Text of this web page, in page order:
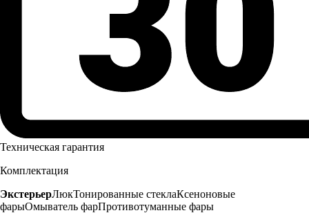
Техническая гарантия
Комплектация
ЭкстерьерЛюкТонированные стеклаКсеноновые
фарыОмыватель фарПротивотуманные фары